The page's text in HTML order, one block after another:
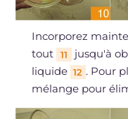
Incorporez
tout
11
jusqu'à
liquide 12 . Pour
mélange pour